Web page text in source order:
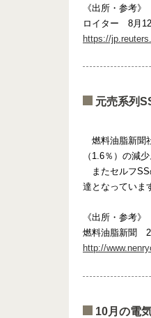
《出所・参考》
ロイター 8月
https://
元売系列
燃料油脂新聞
（1.6％）の減
またセルフSS
達となっていま
《出所・参考》
燃料油脂新聞
http://
10月の電